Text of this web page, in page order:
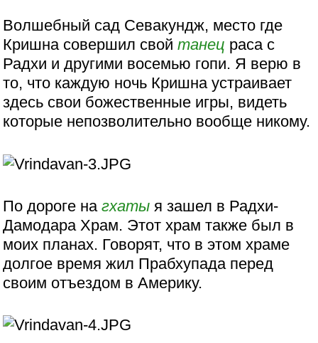
Волшебный сад Севакундж, место где
Кришна совершил свойтанец раса с
Радхи и другими восемью гопи. Я верю в
то, что каждую ночь Кришна устраивает
здесь свои божественные игры, видеть
которые непозволительно вообще никому.
По дороге нагхаты я зашел в Радхи-
Дамодара Храм. Этот храм также был в
моих планах. Говорят, что в этом храме
долгое время жил Прабхупада перед
своим отъездом в Америку.